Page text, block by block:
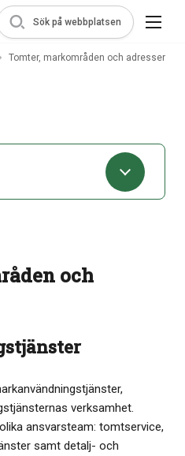
Sök på webbplatsen
Tomter, markområden och adresser
och
verksamhet.
ansvarsteam: tomtservice,
samt detalj- och